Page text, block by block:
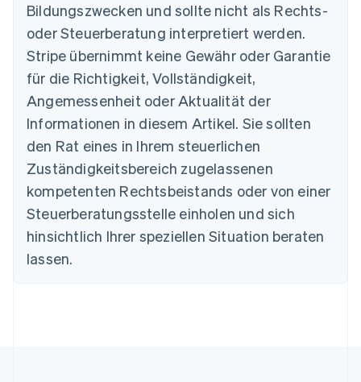
Bildungszwecken und sollte nicht als Rechts-
oder Steuerberatung interpretiert werden.
Stripe übernimmt keine Gewähr oder Garantie
für die Richtigkeit, Vollständigkeit,
Angemessenheit oder Aktualität der
Informationen in diesem Artikel. Sie sollten
den Rat eines in Ihrem steuerlichen
Zuständigkeitsbereich zugelassenen
kompetenten Rechtsbeistands oder von einer
Steuerberatungsstelle einholen und sich
hinsichtlich Ihrer speziellen Situation beraten
lassen.
Australien
English
Nederlands FrançaisDeutschEnglish
Brasilien
English
Bulgarien
English
Dänemark
Deutschland
DeutschEnglish
Estland
English
Festlandchina
简体中文
EnglishSvenska